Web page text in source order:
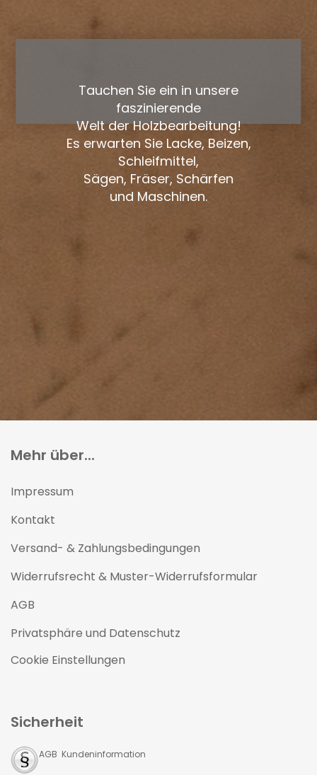
Tauchen Sie ein in unsere
faszinierende
Welt der Holzbearbeitung!
Es erwarten Sie Lacke, Beizen,
Schleifmittel,
Sägen, Fräser, Schärfen
und Maschinen.
Mehr über...
Impressum
Kontakt
Versand- & Zahlungsbedingungen
Widerrufsrecht & Muster-Widerrufsformular
AGB
Privatsphäre und Datenschutz
Cookie Einstellungen
Sicherheit
AGB Kundeninformation